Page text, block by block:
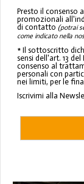
Presto il consenso
promozionali
di contatto (potrai
come indicato nella
* Il sottoscritto
sensi dell'art. 13
consenso al
personali con
nei limiti, per le
Iscrivimi alla